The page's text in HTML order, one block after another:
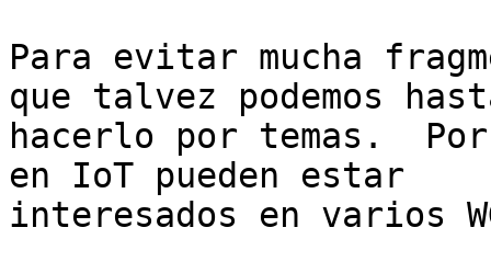
Para evitar mucha
que talvez podemos
hacerlo por temas.
en IoT pueden estar
interesados en